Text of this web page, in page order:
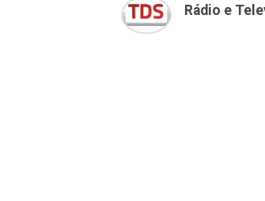
Rádio e